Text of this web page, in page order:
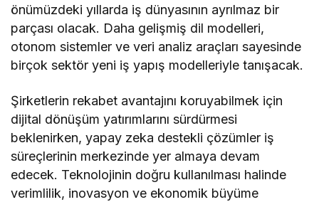
önümüzdeki yıllarda iş dünyasının ayrılmaz bir
parçası olacak. Daha gelişmiş dil modelleri,
otonom sistemler ve veri analiz araçları sayesinde
birçok sektör yeni iş yapış modelleriyle tanışacak.
Şirketlerin rekabet avantajını koruyabilmek için
dijital dönüşüm yatırımlarını sürdürmesi
beklenirken, yapay zeka destekli çözümler iş
süreçlerinin merkezinde yer almaya devam
edecek. Teknolojinin doğru kullanılması halinde
verimlilik, inovasyon ve ekonomik büyüme